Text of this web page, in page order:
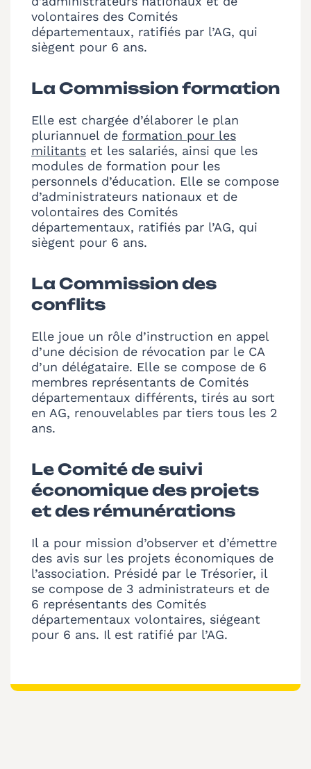
volontaires des Comités
départementaux, ratifiés par l’AG, qui
siègent pour 6 ans.
La Commission formation
Elle est chargée d’élaborer le plan
pluriannuel de formation pour les
militants et les salariés, ainsi que les
modules de formation pour les
personnels d’éducation. Elle se compose
d’administrateurs nationaux et de
volontaires des Comités
départementaux, ratifiés par l’AG, qui
siègent pour 6 ans.
La Commission des
conflits
Elle joue un rôle d’instruction en appel
d’une décision de révocation par le CA
d’un délégataire. Elle se compose de 6
membres représentants de Comités
départementaux différents, tirés au sort
en AG, renouvelables par tiers tous les 2
ans.
Le Comité de suivi
économique des projets
et des rémunérations
Il a pour mission d’observer et d’émettre
des avis sur les projets économiques de
l’association. Présidé par le Trésorier, il
se compose de 3 administrateurs et de
6 représentants des Comités
départementaux volontaires, siégeant
pour 6 ans. Il est ratifié par l’AG.